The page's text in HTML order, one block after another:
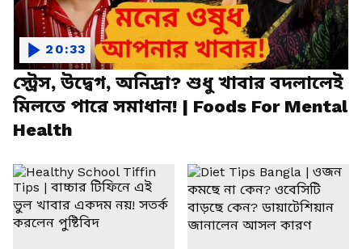
স্ট্রেস, উদ্বেগ, অনিদ্রা? শুধু খাবার বদলালেই
মিলতে পারে সমাধান! | Foods For Mental
Health
20:33